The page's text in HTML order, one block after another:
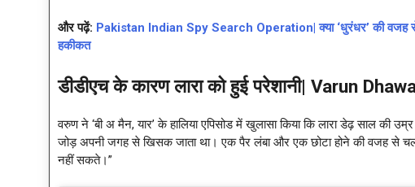
और पढ़ें: Pakistan Indian Spy Search Operation| क्या ‘धुरंधर’ की वजह से
हकीकत
डीडीएच के कारण लारा को हुई परेशानी| Varun
वरुण ने ‘बी अ मैन, यार’ के हालिया एपिसोड में खुलासा किया कि लारा डेढ़ साल की
जोड़ अपनी जगह से खिसक जाता था। एक पैर लंबा और एक छोटा होने की वजह से
नहीं सकते।”